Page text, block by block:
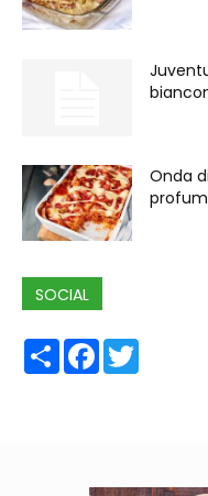
Onda
SOCIAL
ShareFacebook